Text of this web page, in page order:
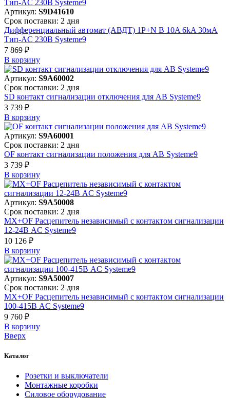
Артикул: S9D41610
Срок поставки: 2 дня
Дифференциальный автомат (АВДТ) 1P+N B 10A 6kA 30мА
Тип-AC 230В Systeme9
7 869 ₽
В корзинy
Артикул: S9A60002
Срок поставки: 2 дня
SD контакт сигнализации отключения для АВ Systeme9
3 739 ₽
В корзинy
Артикул: S9A60001
Срок поставки: 2 дня
OF контакт сигнализации положения для АВ Systeme9
3 739 ₽
В корзинy
Артикул: S9A50008
Срок поставки: 2 дня
MX+OF Расцепитель независимый с контактом сигнализации
12-24В AC Systeme9
10 126 ₽
В корзинy
Артикул: S9A50007
Срок поставки: 2 дня
MX+OF Расцепитель независимый с контактом сигнализации
100-415В AC Systeme9
9 760 ₽
В корзинy
Вверх
Каталог
Розетки и выключатели
Монтажные коробки
Силовое оборудование